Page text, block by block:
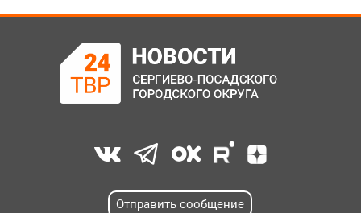
Отправить сообщение